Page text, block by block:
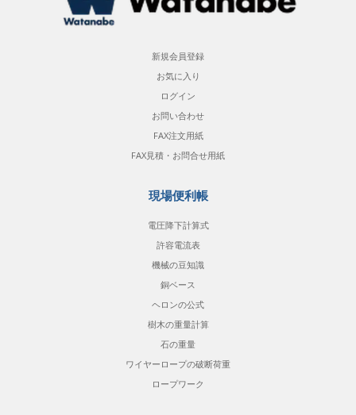
新規会員登録
お気に入り
ログイン
お問い合わせ
FAX注文用紙
FAX見積・お問合せ用紙
現場便利帳
電圧降下計算式
許容電流表
機械の豆知識
銅ベース
ヘロンの公式
樹木の重量計算
石の重量
ワイヤーロープの破断荷重
ロープワーク